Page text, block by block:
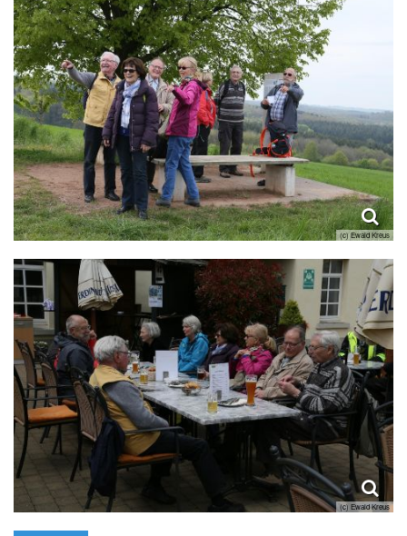
(c) Ewald Kreus
(c) Ewald Kreus